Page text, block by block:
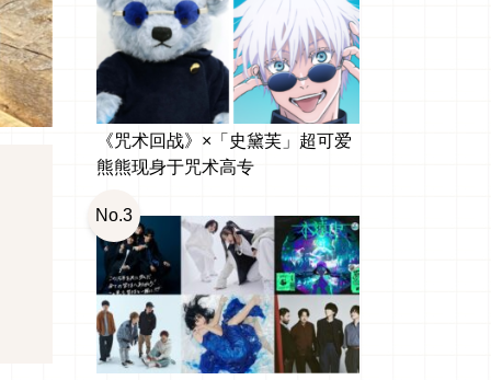
《咒术回战》×「史黛芙」超可爱
熊熊现身于咒术高专
No.3